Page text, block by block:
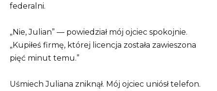
federalni.
„Nie, Julian” — powiedział mój ojciec spokojnie.
„Kupiłeś firmę, której licencja została zawieszona
pięć minut temu.”
Uśmiech Juliana zniknął. Mój ojciec uniósł telefon.